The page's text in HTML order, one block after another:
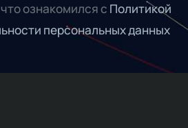
ознакомился с Политикой
персональных данных